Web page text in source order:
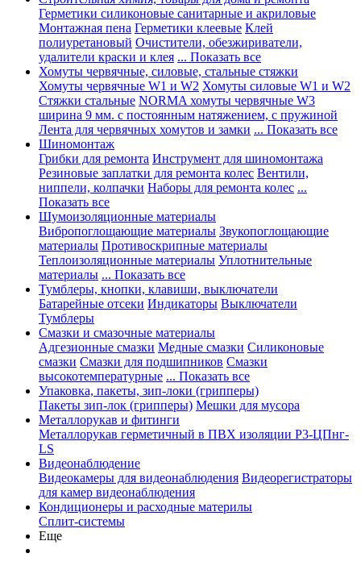
Герметики силиконовые санитарные и акриловые
Монтажная пена Герметики клеевые Клей
полиуретановый Очистители, обезжириватели,
удалители краски и клея ... Показать все
Хомуты червячные, силовые, стальные стяжки
Хомуты червячные W1 и W2 Хомуты силовые W1 и W2
Стяжки стальные NORMA хомуты червячные W3
ширина 9 мм. с постоянным натяжением, с пружиной
Лента для червячных хомутов и замки ... Показать все
Шиномонтаж
Грибки для ремонта Инструмент для шиномонтажа
Резиновые заплатки для ремонта колес Вентили,
ниппели, колпачки Наборы для ремонта колес ...
Показать все
Шумоизоляционные материалы
Вибропоглощающие материалы Звукопоглощающие
материалы Противоскрипные материалы
Теплоизоляционные материалы Уплотнительные
материалы ... Показать все
Тумблеры, кнопки, клавиши, выключатели
Батарейные отсеки Индикаторы Выключатели
Тумблеры
Смазки и смазочные материалы
Адгезионные смазки Медные смазки Силиконовые
смазки Смазки для подшипников Смазки
высокотемпературные ... Показать все
Упаковка, пакеты, зип-локи (грипперы)
Пакеты зип-лок (грипперы) Мешки для мусора
Металлорукав и фитинги
Металлорукав герметичный в ПВХ изоляции Р3-ЦПнг-
LS
Видеонаблюдение
Видеокамеры для видеонаблюдения Видеорегистраторы
для камер видеонаблюдения
Кондиционеры и расходные материлы
Сплит-системы
Еще